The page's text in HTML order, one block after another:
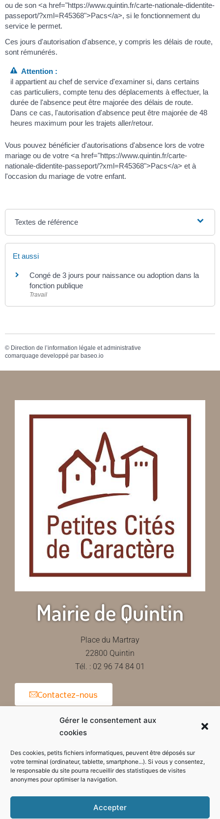
Gérer le consentement aux
cookies
Des cookies, petits fichiers informatiques, peuvent être déposés sur
votre terminal (ordinateur, tablette, smartphone...). Si vous y consentez,
le responsable du site pourra recueillir des statistiques de visites
anonymes pour optimiser la navigation.
Accepter
ou de son <a href="https://www.quintin.fr/carte-nationale-didentite-
passeport/?xml=R45368">Pacs</a>, si le fonctionnement du
service le permet.
Ces jours d'autorisation d'absence, y compris les délais de route,
sont rémunérés.
Attention :
il appartient au chef de service d'examiner si, dans certains
cas particuliers, compte tenu des déplacements à effectuer, la
durée de l'absence peut être majorée des délais de route.
Dans ce cas, l'autorisation d'absence peut être majorée de 48
heures maximum pour les trajets aller/retour.
Vous pouvez bénéficier d'autorisations d'absence lors de votre
mariage ou de votre <a href="https://www.quintin.fr/carte-
nationale-didentite-passeport/?xml=R45368">Pacs</a> et à
l'occasion du mariage de votre enfant.
Textes de référence
Et aussi
Congé de 3 jours pour naissance ou adoption dans la
fonction publique
Travail
© Direction de l’information légale et administrative
comarquage developpé par baseo.io
Mairie de Quintin
Place du Martray
22800 Quintin
Tél. : 02 96 74 84 01
Contactez-nous
Horaires d'ouverture de la mairie